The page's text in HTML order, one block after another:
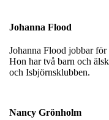
Johanna Flood
Johanna Flood jobbar
Hon har två barn och
och Isbjörnsklubben.
Nancy Grönholm